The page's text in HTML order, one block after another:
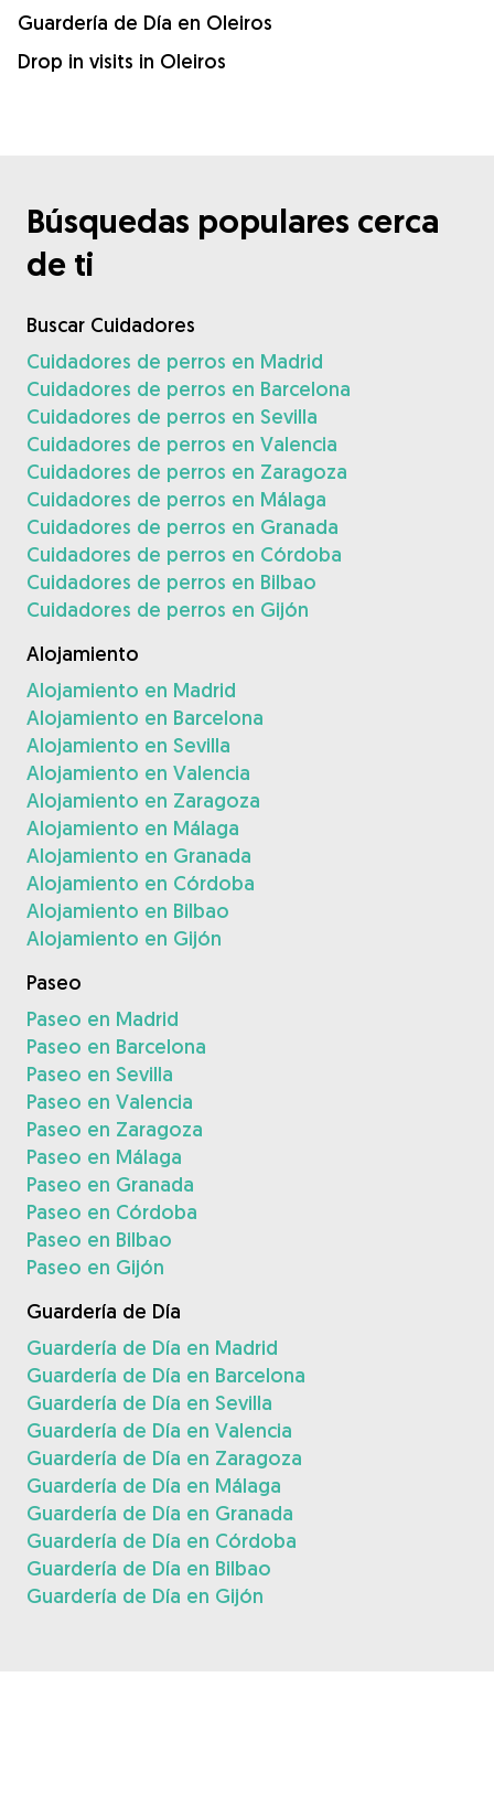
Guardería de Día en Oleiros
Drop in visits in Oleiros
Búsquedas populares cerca
de ti
Buscar Cuidadores
Cuidadores de perros en Madrid
Cuidadores de perros en Barcelona
Cuidadores de perros en Sevilla
Cuidadores de perros en Valencia
Cuidadores de perros en Zaragoza
Cuidadores de perros en Málaga
Cuidadores de perros en Granada
Cuidadores de perros en Córdoba
Cuidadores de perros en Bilbao
Cuidadores de perros en Gijón
Alojamiento
Alojamiento en Madrid
Alojamiento en Barcelona
Alojamiento en Sevilla
Alojamiento en Valencia
Alojamiento en Zaragoza
Alojamiento en Málaga
Alojamiento en Granada
Alojamiento en Córdoba
Alojamiento en Bilbao
Alojamiento en Gijón
Paseo
Paseo en Madrid
Paseo en Barcelona
Paseo en Sevilla
Paseo en Valencia
Paseo en Zaragoza
Paseo en Málaga
Paseo en Granada
Paseo en Córdoba
Paseo en Bilbao
Paseo en Gijón
Guardería de Día
Guardería de Día en Madrid
Guardería de Día en Barcelona
Guardería de Día en Sevilla
Guardería de Día en Valencia
Guardería de Día en Zaragoza
Guardería de Día en Málaga
Guardería de Día en Granada
Guardería de Día en Córdoba
Guardería de Día en Bilbao
Guardería de Día en Gijón